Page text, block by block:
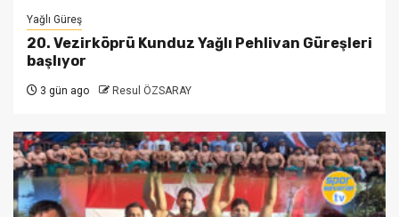
Yağlı Güreş
20. Vezirköprü Kunduz Yağlı Pehlivan Güreşleri
başlıyor
3 gün ago Resul ÖZSARAY